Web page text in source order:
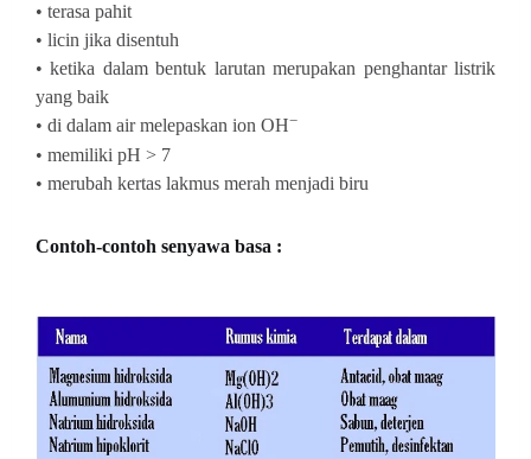
• terasa pahit
• licin jika disentuh
• ketika dalam bentuk larutan merupakan penghantar listrik
yang baik
• di dalam air melepaskan ion OH−
• memiliki pH > 7
• merubah kertas lakmus merah menjadi biru
Contoh-contoh senyawa basa :